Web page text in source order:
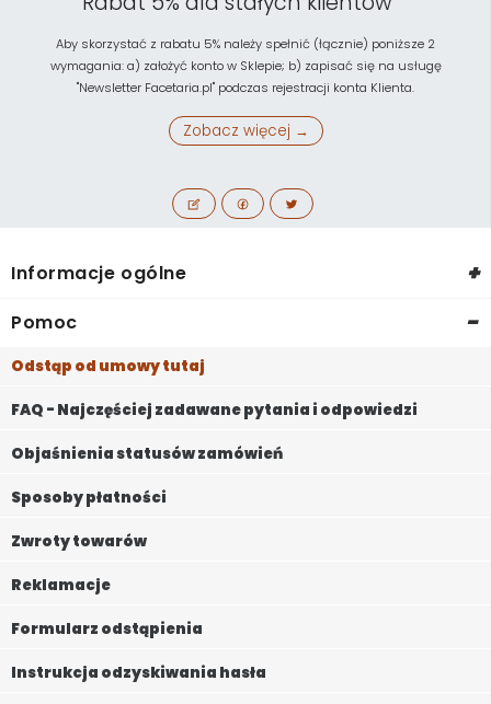
Aby skorzystać z rabatu 5% należy spełnić (łącznie) poniższe 2
wymagania: a) założyć konto w Sklepie; b) zapisać się na usługę
"Newsletter Facetaria.pl" podczas rejestracji konta Klienta.
Zobacz więcej →
Informacje ogólne +
Pomoc -
Odstąp od umowy tutaj
FAQ - Najczęściej zadawane pytania i odpowiedzi
Objaśnienia statusów zamówień
Sposoby płatności
Zwroty towarów
Reklamacje
Formularz odstąpienia
Instrukcja odzyskiwania hasła